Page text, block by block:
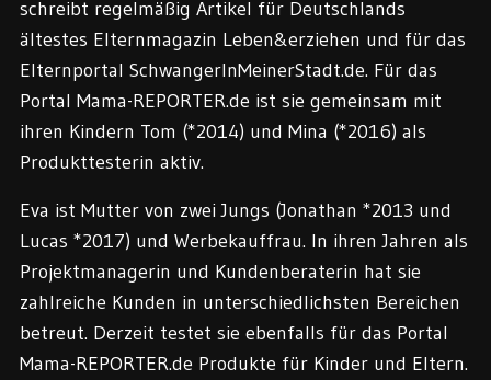
schreibt regelmäßig Artikel für Deutschlands
ältestes Elternmagazin Leben&erziehen und für das
Elternportal SchwangerInMeinerStadt.de. Für das
Portal Mama-REPORTER.de ist sie gemeinsam mit
ihren Kindern Tom (*2014) und Mina (*2016) als
Produkttesterin aktiv.
Eva ist Mutter von zwei Jungs (Jonathan *2013 und
Lucas *2017) und Werbekauffrau. In ihren Jahren als
Projektmanagerin und Kundenberaterin hat sie
zahlreiche Kunden in unterschiedlichsten Bereichen
betreut. Derzeit testet sie ebenfalls für das Portal
Mama-REPORTER.de Produkte für Kinder und Eltern.